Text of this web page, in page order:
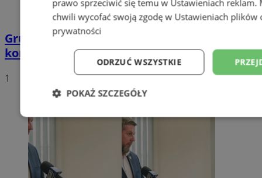
Grupa motocyklistów zatrzymała
kompletnie pijanego mężczyznę
1
prawo sprzeciwić się temu w Ustawieniach reklam.
chwili wycofać swoją zgodę w Ustawieniach plików
prywatności
ODRZUĆ WSZYSTKIE
POKAŻ SZCZEGÓŁY
Niezbędne Wydajność